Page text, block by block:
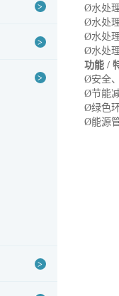
Ø水处
Ø水处
Ø水处
Ø水处
功能 /
Ø安全
Ø节能
Ø绿色
Ø能源